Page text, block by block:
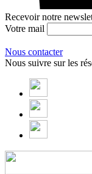
Recevoir notre
Votre mail
Nous contacter
Nous suivre sur les